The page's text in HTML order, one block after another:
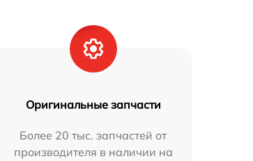
Оригинальные запчасти
Более 20 тыс. запчастей от
производителя в наличии на